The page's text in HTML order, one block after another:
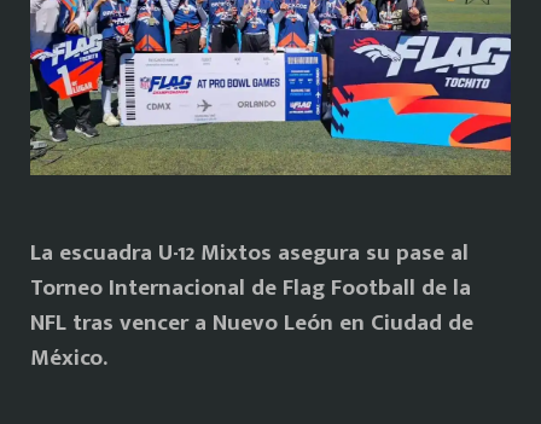
La escuadra U-12 Mixtos asegura su pase al
Torneo Internacional de Flag Football de la
NFL tras vencer a Nuevo León en Ciudad de
México.